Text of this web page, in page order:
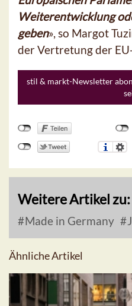
Weiterentwicklung
geben», so Margot
der Vertretung der
stil & markt-Newsletter
Weitere Artikel zu:
Made in Germany
Ähnliche Artikel